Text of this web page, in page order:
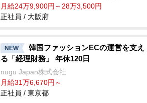
月給24万9,900円～28万3,500円
正社員 / 大阪府
NEW
韓国ファッションECの運営を支え
る「経理財務」 年休120日
nugu Japan株式会社
月給31万6,670円～
正社員 / 東京都